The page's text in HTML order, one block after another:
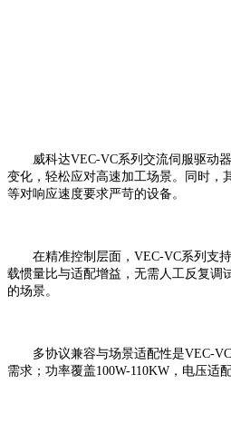
威科达VEC-VC系列交流伺服驱动
变化，轻松应对高速加工场景。同时，
等对响应速度要求严苛的设备。
在精准控制层面， VEC-VC系列支
载惯量比与适配增益，无需人工反复调
的场景。
多协议兼容与场景适配性是VEC-
需求；功率覆盖100W-110KW，电压适